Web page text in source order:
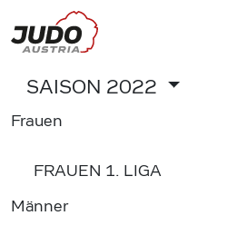
SAISON 2022
Frauen
FRAUEN 1. LIGA
Männer